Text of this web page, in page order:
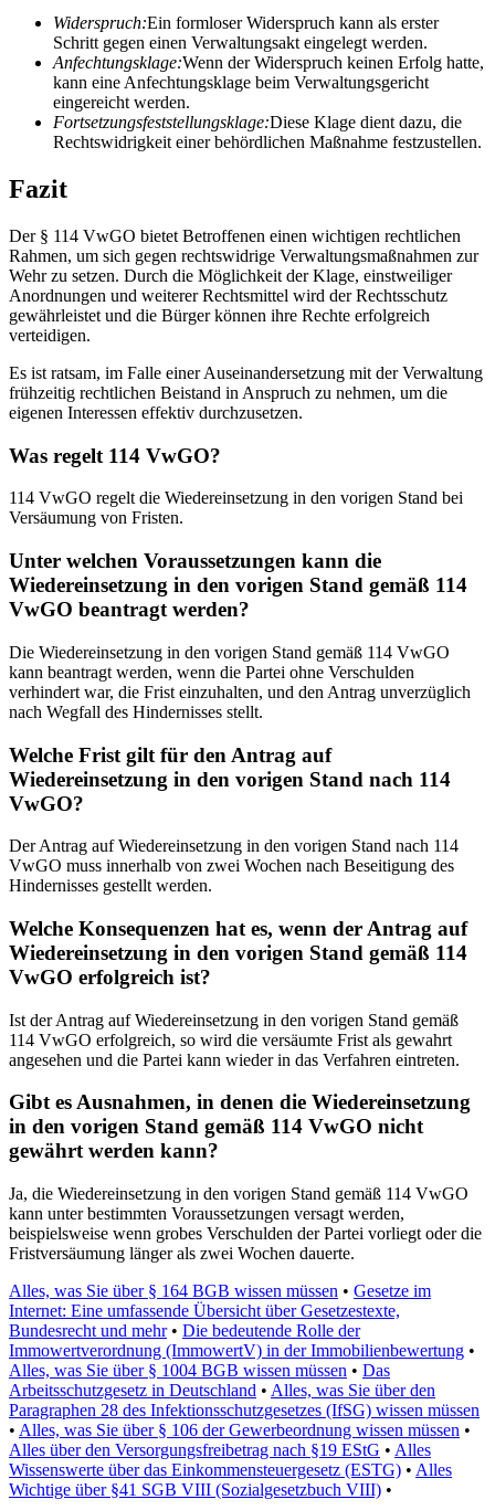
Widerspruch:Ein formloser Widerspruch kann als erster
Schritt gegen einen Verwaltungsakt eingelegt werden.
Anfechtungsklage:Wenn der Widerspruch keinen Erfolg hatte,
kann eine Anfechtungsklage beim Verwaltungsgericht
eingereicht werden.
Fortsetzungsfeststellungsklage:Diese Klage dient dazu, die
Rechtswidrigkeit einer behördlichen Maßnahme festzustellen.
Fazit
Der § 114 VwGO bietet Betroffenen einen wichtigen rechtlichen
Rahmen, um sich gegen rechtswidrige Verwaltungsmaßnahmen zur
Wehr zu setzen. Durch die Möglichkeit der Klage, einstweiliger
Anordnungen und weiterer Rechtsmittel wird der Rechtsschutz
gewährleistet und die Bürger können ihre Rechte erfolgreich
verteidigen.
Es ist ratsam, im Falle einer Auseinandersetzung mit der Verwaltung
frühzeitig rechtlichen Beistand in Anspruch zu nehmen, um die
eigenen Interessen effektiv durchzusetzen.
Was regelt 114 VwGO?
114 VwGO regelt die Wiedereinsetzung in den vorigen Stand bei
Versäumung von Fristen.
Unter welchen Voraussetzungen kann die
Wiedereinsetzung in den vorigen Stand gemäß 114
VwGO beantragt werden?
Die Wiedereinsetzung in den vorigen Stand gemäß 114 VwGO
kann beantragt werden, wenn die Partei ohne Verschulden
verhindert war, die Frist einzuhalten, und den Antrag unverzüglich
nach Wegfall des Hindernisses stellt.
Welche Frist gilt für den Antrag auf
Wiedereinsetzung in den vorigen Stand nach 114
VwGO?
Der Antrag auf Wiedereinsetzung in den vorigen Stand nach 114
VwGO muss innerhalb von zwei Wochen nach Beseitigung des
Hindernisses gestellt werden.
Welche Konsequenzen hat es, wenn der Antrag auf
Wiedereinsetzung in den vorigen Stand gemäß 114
VwGO erfolgreich ist?
Ist der Antrag auf Wiedereinsetzung in den vorigen Stand gemäß
114 VwGO erfolgreich, so wird die versäumte Frist als gewahrt
angesehen und die Partei kann wieder in das Verfahren eintreten.
Gibt es Ausnahmen, in denen die Wiedereinsetzung
in den vorigen Stand gemäß 114 VwGO nicht
gewährt werden kann?
Ja, die Wiedereinsetzung in den vorigen Stand gemäß 114 VwGO
kann unter bestimmten Voraussetzungen versagt werden,
beispielsweise wenn grobes Verschulden der Partei vorliegt oder die
Fristversäumung länger als zwei Wochen dauerte.
Alles, was Sie über § 164 BGB wissen müssen • Gesetze im
Internet: Eine umfassende Übersicht über Gesetzestexte,
Bundesrecht und mehr• Die bedeutende Rolle der
Immowertverordnung (ImmowertV) in der Immobilienbewertung •
Alles, was Sie über § 1004 BGB wissen müssen • Das
Arbeitsschutzgesetz in Deutschland • Alles, was Sie über den
Paragraphen 28 des Infektionsschutzgesetzes (IfSG) wissen müssen
• Alles, was Sie über § 106 der Gewerbeordnung wissen müssen •
Alles über den Versorgungsfreibetrag nach §19 EStG • Alles
Wissenswerte über das Einkommensteuergesetz (ESTG) • Alles
Wichtige über §41 SGB VIII (Sozialgesetzbuch VIII) •